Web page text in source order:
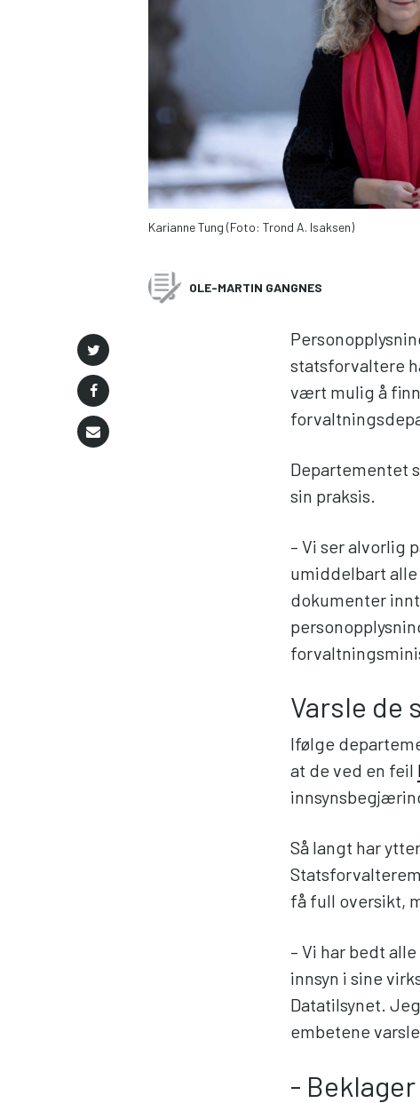
Karianne Tung (Foto: Trond A. Isaksen)
OLE-MARTIN GANGNES
statsforvaltere
vært mulig å
Departementet
sin praksis.
– Vi ser alvorlig
umiddelbart
dokumenter
Varsle de
Ifølge
at de ved en feil
Så langt har
få full oversikt,
– Vi har bedt
innsyn i sine
Datatilsynet.
embetene
-